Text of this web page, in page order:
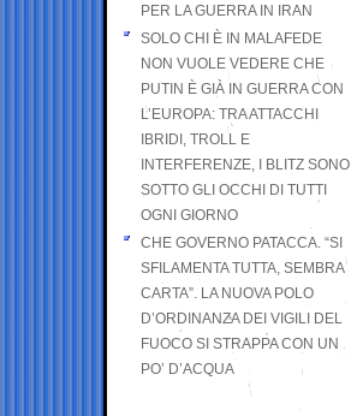
PER LA GUERRA IN IRAN
SOLO CHI È IN MALAFEDE
NON VUOLE VEDERE CHE
PUTIN È GIÀ IN GUERRA CON
L’EUROPA: TRA ATTACCHI
IBRIDI, TROLL E
INTERFERENZE, I BLITZ SONO
SOTTO GLI OCCHI DI TUTTI
OGNI GIORNO
CHE GOVERNO PATACCA. “SI
SFILAMENTA TUTTA, SEMBRA
CARTA”. LA NUOVA POLO
D’ORDINANZA DEI VIGILI DEL
FUOCO SI STRAPPA CON UN
PO’ D’ACQUA